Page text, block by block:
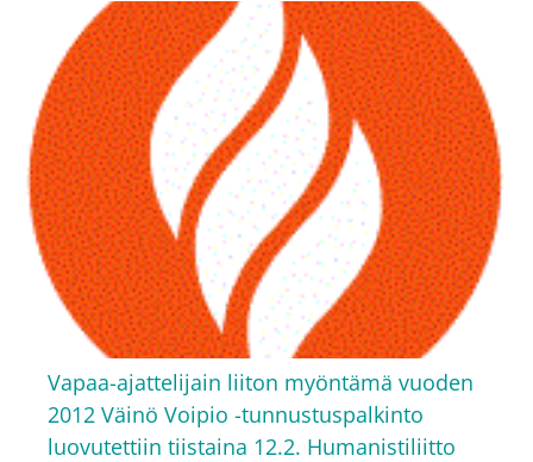
Vapaa-ajattelijain liiton myöntämä vuoden
2012 Väinö Voipio -tunnustuspalkinto
luovutettiin tiistaina 12.2. Humanistiliitto